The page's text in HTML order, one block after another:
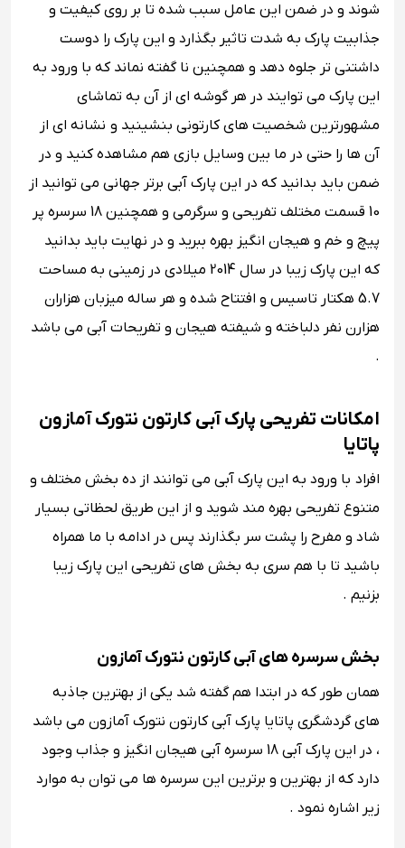
شوند و در ضمن این عامل سبب شده تا بر روی کیفیت و
جذابیت پارک به شدت تاثیر بگذارد و این پارک را دوست
داشتنی تر جلوه دهد و همچنین نا گفته نماند که با ورود به
این پارک می توایند در هر گوشه ای از آن به تماشای
مشهورترین شخصیت های کارتونی بنشینید و نشانه ای از
آن ها را حتی در ما بین وسایل بازی هم مشاهده کنید و در
ضمن باید بدانید که در این پارک آبی برتر جهانی می توانید از
10 قسمت مختلف تفریحی و سرگرمی و همچنین 18 سرسره پر
پیچ و خم و هیجان انگیز بهره ببرید و در نهایت باید بدانید
که این پارک زیبا در سال 2014 میلادی در زمینی به مساحت
5.7 هکتار تاسیس و افتتاح شده و هر ساله میزبان هزاران
هزارن نفر دلباخته و شیفته هیجان و تفریحات آبی می باشد
.
امکانات تفریحی پارک آبی کارتون نتورک آمازون
پاتایا
افراد با ورود به این پارک آبی می توانند از ده بخش مختلف و
متنوع تفریحی بهره مند شوید و از این طریق لحظاتی بسیار
شاد و مفرح را پشت سر بگذارند پس در ادامه با ما همراه
باشید تا با هم سری به بخش های تفریحی این پارک زیبا
بزنیم .
بخش سرسره های آبی کارتون نتورک آمازون
همان طور که در ابتدا هم گفته شد یکی از بهترین جاذبه
های گردشگری پاتایا پارک آبی کارتون نتورک آمازون می باشد
، در این پارک آبی 18 سرسره آبی هیجان انگیز و جذاب وجود
دارد که از بهترین و برترین این سرسره ها می توان به موارد
زیر اشاره نمود .